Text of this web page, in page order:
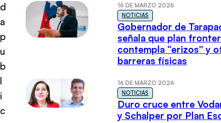
d
a
p
u
b
l
i
c
16 DE MARZO 2026
NOTICIAS
Gobernador de
señala que plan
contempla “erizos” y
barreras físicas
16 DE MARZO 2026
NOTICIAS
Duro cruce entre
y Schalper por Plan